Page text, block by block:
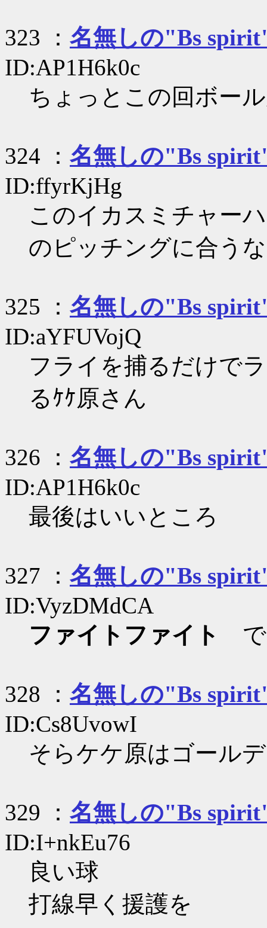
323 ： 名無しの"Bs
ID:AP1H6k0c
ちょっとこの回ボー
324 ： 名無しの"Bs
ID:ffyrKjHg
このイカスミチャー
のピッチングに合う
325 ： 名無しの"Bs
ID:aYFUVojQ
フライを捕るだけで
るｹｹ原さん
326 ： 名無しの"Bs
ID:AP1H6k0c
最後はいいところ
327 ： 名無しの"Bs
ID:VyzDMdCA
ファイトファイト
328 ： 名無しの"Bs
ID:Cs8UvowI
そらケケ原はゴール
329 ： 名無しの"Bs
ID:I+nkEu76
良い球
打線早く援護を